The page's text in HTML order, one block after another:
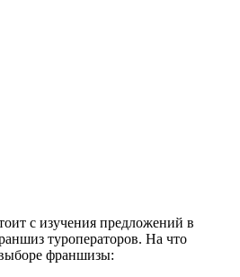
с изучения предложений в
туроператоров. На что
франшизы: